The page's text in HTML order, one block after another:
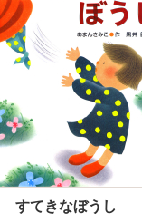
すてきなぼうし